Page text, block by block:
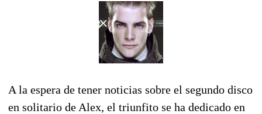
A la espera de tener noticias sobre el segundo disco
en solitario de Alex, el triunfito se ha dedicado en